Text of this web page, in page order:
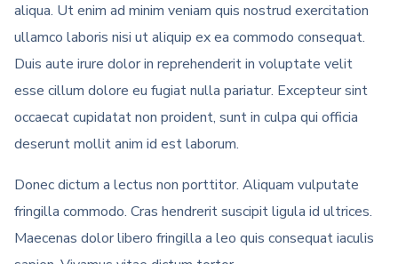
aliqua. Ut enim ad minim veniam quis nostrud exercitation
ullamco laboris nisi ut aliquip ex ea commodo consequat.
Duis aute irure dolor in reprehenderit in voluptate velit
esse cillum dolore eu fugiat nulla pariatur. Excepteur sint
occaecat cupidatat non proident, sunt in culpa qui officia
deserunt mollit anim id est laborum.
Donec dictum a lectus non porttitor. Aliquam vulputate
fringilla commodo. Cras hendrerit suscipit ligula id ultrices.
Maecenas dolor libero fringilla a leo quis consequat iaculis